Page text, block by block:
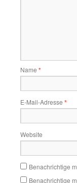
Name *
E-Mail-Adresse *
Website
Benachrichtige
Benachrichtige